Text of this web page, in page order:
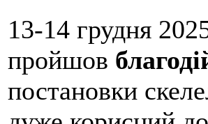
13-14 грудня
пройшов
постановки